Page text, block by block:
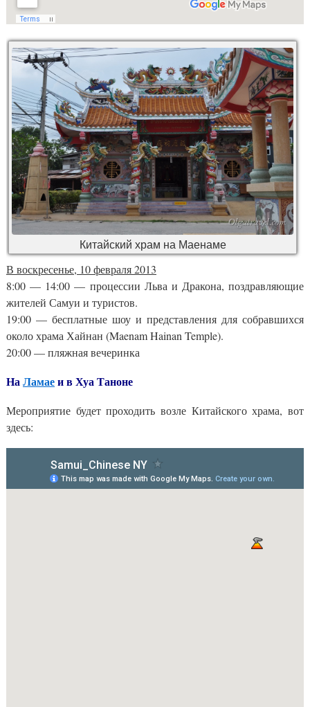
Китайский храм на Маенаме
В воскресенье, 10 февраля 2013
8:00 — 14:00 — процессии Льва и Дракона, поздравляющие
жителей Самуи и туристов.
19:00 — бесплатные шоу и представления для собравшихся
около храма Хайнан (Maenam Hainan Temple).
20:00 — пляжная вечеринка
НаЛамаеи в Хуа Таноне
Мероприятие будет проходить возле Китайского храма, вот
здесь: